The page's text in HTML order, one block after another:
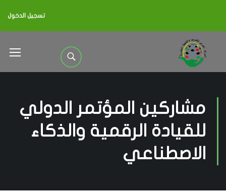
تسجيل الدخول
مشاركين المؤتمر الدولي
للقيادة الرقمية والذكاء
الاصطناعي